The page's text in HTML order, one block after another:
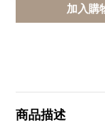
加入購
商品描述